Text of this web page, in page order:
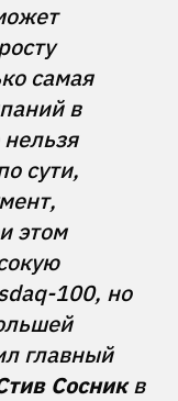
самая
в
сути,
этом
100, но
главный
Сосник в